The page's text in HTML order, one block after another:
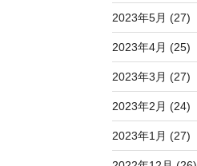
2023年5月 (27)
2023年4月 (25)
2023年3月 (27)
2023年2月 (24)
2023年1月 (27)